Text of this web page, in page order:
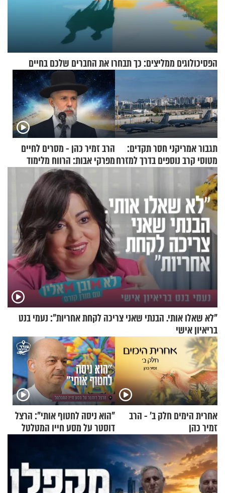
הפסיכולוגים ממליצים: כך תבחרו את החברים שלכם בחיים
תגבור אמריקני חסר תקדים:
מטוסי קרב נוספים בדרך למזרח
התיכון
הרב זמיר כהן - מסרים לחיים
מפרקי אבות: הרווח מלימוד
"לא שאלו אותי. הבנתי שאני צריכה לקחת אחריות": נעמי בנט
בריאיון אישי
אחרית הימים חלק ב’ - הרב
זמיר כהן
"הוא ניסה לחטוף אותי": הרצל
דוסטר על מסע חייו המטלטל